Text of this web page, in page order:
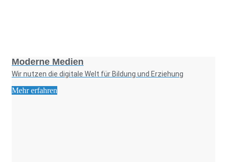
Moderne Medien
Wir nutzen die digitale Welt für Bildung und Erziehung
Mehr erfahren